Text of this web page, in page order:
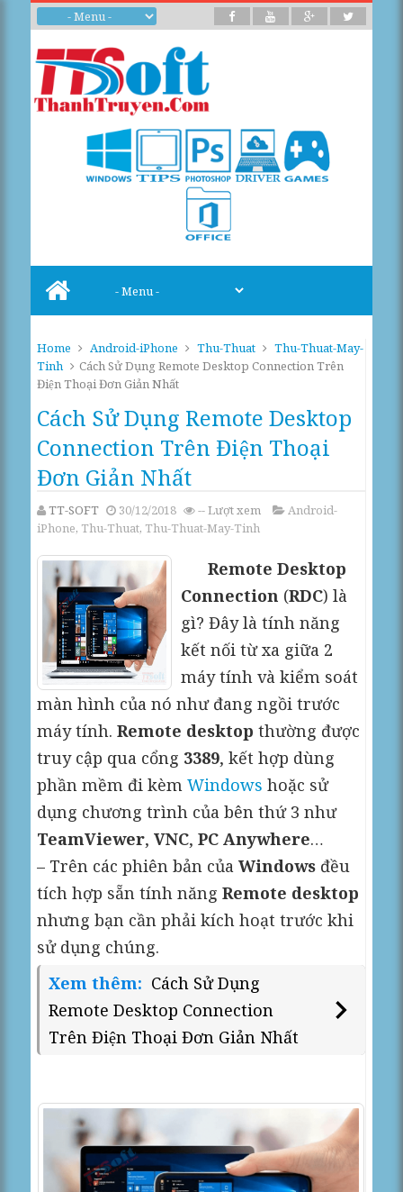
Home Android-iPhone Thu-Thuat
Thu-Thuat-May-
Tinh
Cách Sử Dụng Remote Desktop Connection Trên
Điện Thoại Đơn Giản Nhất
Cách Sử Dụng Remote Desktop
Connection Trên Điện Thoại
Đơn Giản Nhất
TT-SOFT 30/12/2018 --Lượt xem
Android-
iPhone, Thu-Thuat, Thu-Thuat-May-Tinh
Remote Desktop
Connection (RDC) là
gì? Đây là tính năng
kết nối từ xa giữa 2
máy tính và kiểm soát
màn hình của nó như đang ngồi trước
máy tính.Remote desktop thường được
truy cập qua cổng 3389, kết hợp dùng
phần mềm đi kèmWindows hoặc sử
dụng chương trình của bên thứ 3 như
TeamViewer,VNC,PC Anywhere…
– Trên các phiên bản củaWindows đều
tích hợp sẵn tính năngRemote desktop
nhưng bạn cần phải kích hoạt trước khi
sử dụng chúng.
Xem thêm: Cách Sử Dụng
Remote Desktop Connection
Trên Điện Thoại Đơn Giản Nhất